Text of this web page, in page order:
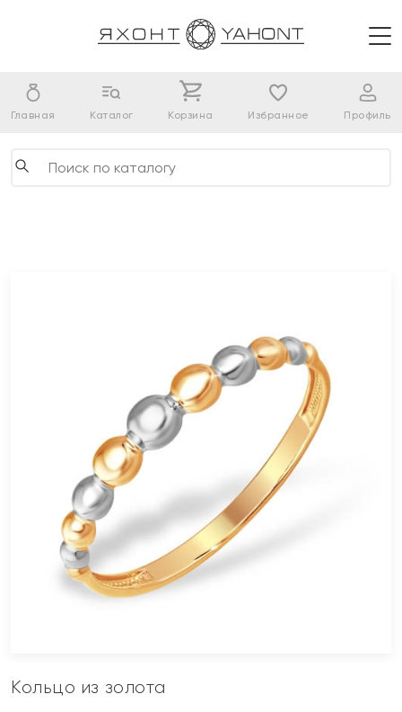
Главная Каталог Корзина Избранное Профиль
Кольцо из золота